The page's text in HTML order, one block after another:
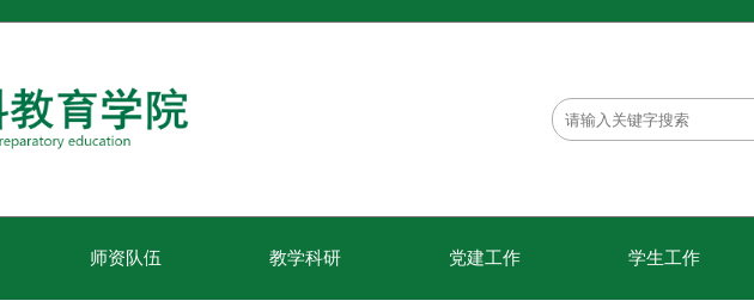
师资队伍 教学科研 党建工作 学生工作